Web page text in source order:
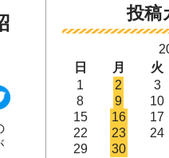
投稿
日
月 火
1
2 3
8
9 10
15
16 17
22
23 24
29
30